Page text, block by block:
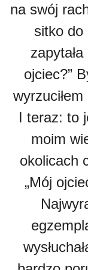
na swój
sitko do
ojciec?”
I teraz: to
moim
okolicach
„Mój